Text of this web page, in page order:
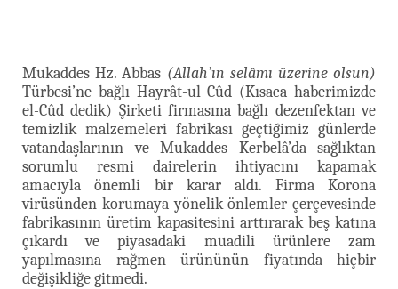
Mukaddes Hz. Abbas (Allah’ın selâmı üzerine olsun)
Türbesi’ne bağlı Hayrât-ul Cûd (Kısaca haberimizde
el-Cûd dedik) Şirketi firmasına bağlı dezenfektan ve
temizlik malzemeleri fabrikası geçtiğimiz günlerde
vatandaşlarının ve Mukaddes Kerbelâ’da sağlıktan
sorumlu resmi dairelerin ihtiyacını kapamak
amacıyla önemli bir karar aldı. Firma Korona
virüsünden korumaya yönelik önlemler çerçevesinde
fabrikasının üretim kapasitesini arttırarak beş katına
çıkardı ve piyasadaki muadili ürünlere zam
yapılmasına rağmen ürününün fiyatında hiçbir
değişikliğe gitmedi.